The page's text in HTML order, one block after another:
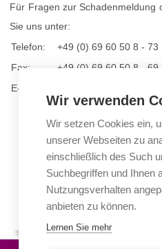
Für Fragen zur Schadenmeldung
Sie uns unter:
Telefon:
+49 (0) 69 60 50 8 - 73
Fax:
+49 (0) 69 60 50 8 - 69
E-Mail:
Montag - Donnerstag: 09:00
Freitag:
Wir verwenden
Wir setzen Cookies ein,
unserer Webseiten zu
einschließlich des Such
Suchbegriffen und Ihnen
Nutzungsverhalten
anbieten zu können.
Lernen Sie mehr